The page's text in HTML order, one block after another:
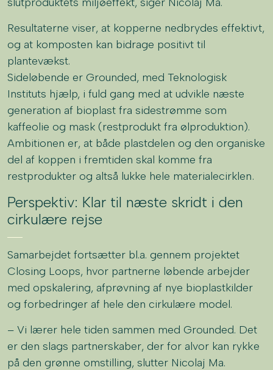
Resultaterne viser, at kopperne nedbrydes effektivt,
og at komposten kan bidrage positivt til
plantevækst.
Sideløbende er Grounded, med Teknologisk
Instituts hjælp, i fuld gang med at udvikle næste
generation af bioplast fra sidestrømme som
kaffeolie og mask (restprodukt fra ølproduktion).
Ambitionen er, at både plastdelen og den organiske
del af koppen i fremtiden skal komme fra
restprodukter og altså lukke hele materialecirklen.
Perspektiv: Klar til næste skridt i den
cirkulære rejse
Samarbejdet fortsætter bl.a. gennem projektet
Closing Loops, hvor partnerne løbende arbejder
med opskalering, afprøvning af nye bioplastkilder
og forbedringer af hele den cirkulære model.
– Vi lærer hele tiden sammen med Grounded. Det
er den slags partnerskaber, der for alvor kan rykke
på den grønne omstilling, slutter Nicolaj Ma.